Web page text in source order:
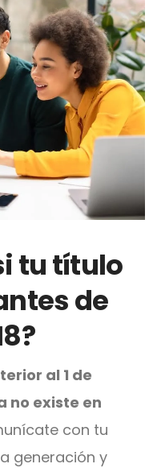
tu título
de
al 1 de
no existe en
con tu
generación y